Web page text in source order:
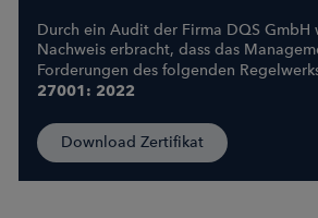
Durch ein Audit der Firma DQS GmbH
Nachweis erbracht, dass das
Forderungen des folgenden
27001: 2022
Download Zertifikat